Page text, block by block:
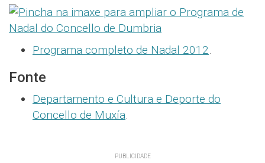
Programa completo de Nadal 2012.
Fonte
Departamento e Cultura e Deporte do
Concello de Muxía.